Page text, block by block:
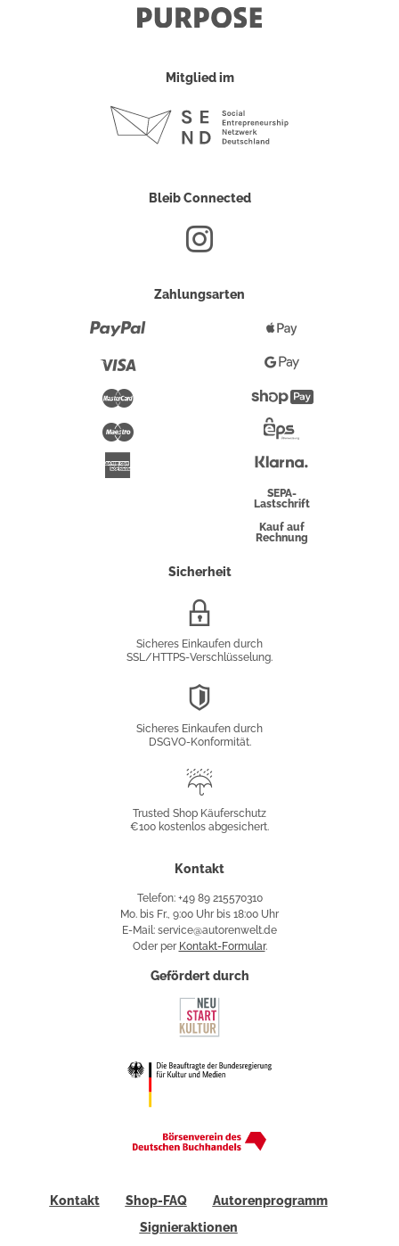
Mitglied im
Bleib Connected
Zahlungsarten
Maestro
Pay
Google
Pay
Überweisung
SEPA-
Lastschrift
Kauf auf
Rechnung
Sicherheit
Sicheres Einkaufen durch
SSL/HTTPS-Verschlüsselung.
Sicheres Einkaufen durch
DSGVO-Konformität.
Käuferschutz
Trusted Shop Käuferschutz
€100 kostenlos abgesichert.
Kontakt
Telefon: +49 89 215570310
Mo. bis Fr., 9:00 Uhr bis 18:00 Uhr
E-Mail: service@autorenwelt.de
Oder per Kontakt-Formular.
Gefördert durch
Kontakt Shop-FAQ
Autorenprogramm
Signieraktionen